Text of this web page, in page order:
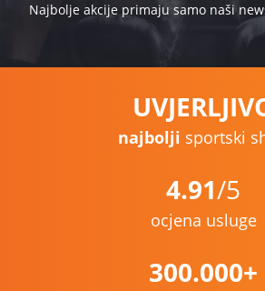
Najbolje akcije primaju samo naši
najbolji sportski
4.91/5
ocjena usluge
300.000+